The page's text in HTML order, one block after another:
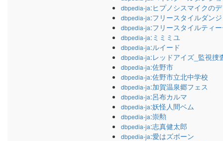
dbpedia-ja:ヒプノシスマイクの
dbpedia-ja:フリースタイルダン
dbpedia-ja:フリースタイルティ
dbpedia-ja:ミミミユ
dbpedia-ja:ルイード
dbpedia-ja:レッドアイズ_監視捜
dbpedia-ja:佐野市
dbpedia-ja:佐野市立北中学校
dbpedia-ja:加賀温泉郷フェス
dbpedia-ja:呂布カルマ
dbpedia-ja:妖怪人間ベム
dbpedia-ja:崇勲
dbpedia-ja:志真健太郎
dbpedia-ja:愛はズボーン